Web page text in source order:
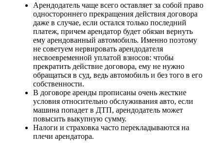
Арендодатель чаще всего оставляет за собой право
одностороннего прекращения действия договора
даже в случае, если остался только последний
платеж, причем арендатор будет обязан вернуть
ему арендованный автомобиль. Именно поэтому
не советуем нервировать арендодателя
несвоевременной уплатой взносов: чтобы
прекратить действие договора, ему не нужно
обращаться в суд, ведь автомобиль и без того в его
собственности.
В договоре аренды прописаны очень жесткие
условия относительно обслуживания авто, если
машина попадет в ДТП, арендодатель может
повысить выкупную сумму.
Налоги и страховка часто перекладываются на
плечи арендатора.